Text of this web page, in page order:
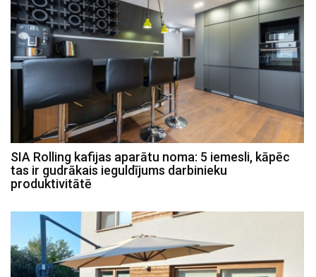
SIA Rolling kafijas aparātu noma: 5 iemesli, kāpēc
tas ir gudrākais ieguldījums darbinieku
produktivitātē